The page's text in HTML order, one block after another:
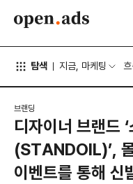
탐색 지금, 마케팅
브랜딩
디자이너 브랜드
(STANDOIL)’,
이벤트를 통해 신